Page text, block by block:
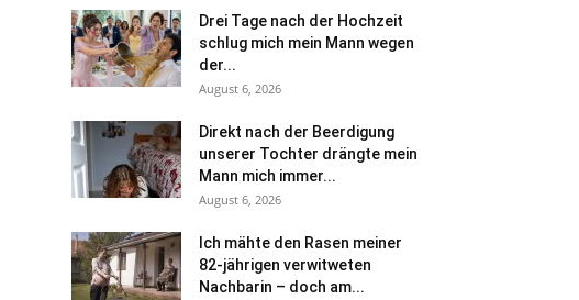
Drei Tage nach der Hochzeit
schlug mich mein Mann wegen
der...
August 6, 2026
Direkt nach der Beerdigung
unserer Tochter drängte mein
Mann mich immer...
August 6, 2026
Ich mähte den Rasen meiner
82-jährigen verwitweten
Nachbarin – doch am...